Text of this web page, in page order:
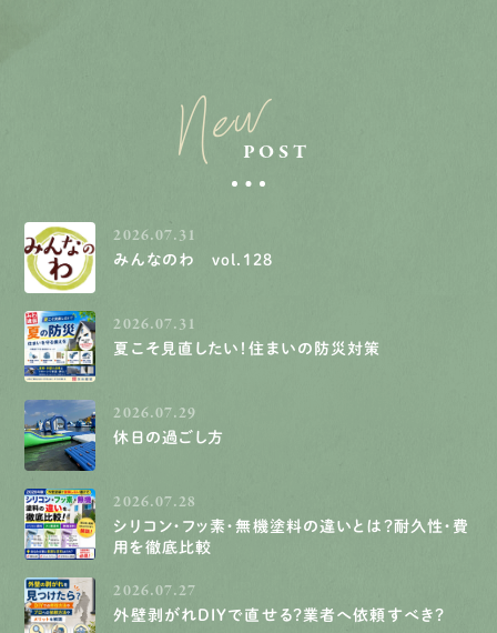
NewPOST
2026.07.31
みんなのわ vol.128
2026.07.31
夏こそ見直したい！住まいの防災対策
2026.07.29
休日の過ごし方
2026.07.28
シリコン・フッ素・無機塗料の違いとは？耐久性・費
用を徹底比較
2026.07.27
外壁剥がれDIYで直せる？業者へ依頼すべき？